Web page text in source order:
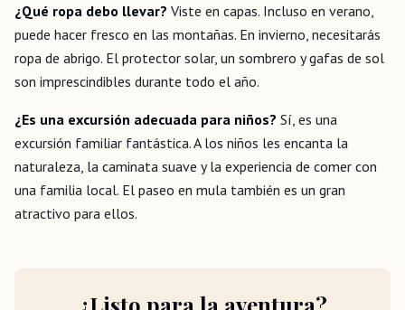
¿Qué ropa debo llevar? Viste en capas. Incluso en verano,
puede hacer fresco en las montañas. En invierno, necesitarás
ropa de abrigo. El protector solar, un sombrero y gafas de sol
son imprescindibles durante todo el año.
¿Es una excursión adecuada para niños? Sí, es una
excursión familiar fantástica. A los niños les encanta la
naturaleza, la caminata suave y la experiencia de comer con
una familia local. El paseo en mula también es un gran
atractivo para ellos.
¿Listo para la aventura?